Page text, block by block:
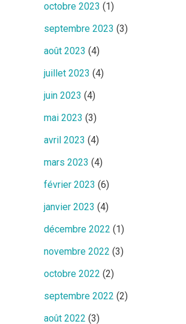
octobre 2023 (1)
septembre 2023 (3)
août 2023 (4)
juillet 2023 (4)
juin 2023 (4)
mai 2023 (3)
avril 2023 (4)
mars 2023 (4)
février 2023 (6)
janvier 2023 (4)
décembre 2022 (1)
novembre 2022 (3)
octobre 2022 (2)
septembre 2022 (2)
août 2022 (3)